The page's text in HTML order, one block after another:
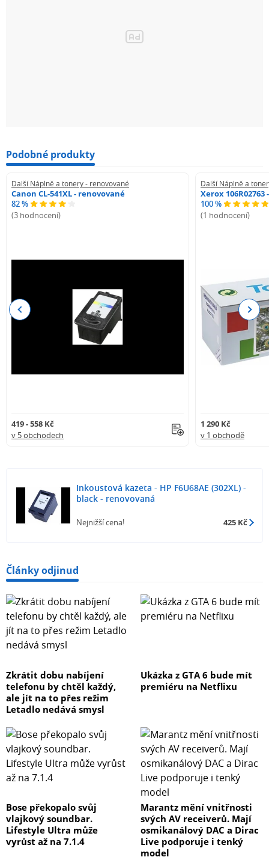
Podobné produkty
Další Náplně a tonery - renovované
Canon CL-541XL - renovované
82 %
(3 hodnocení)
419 - 558 Kč
v 5 obchodech
Další Náplně a
Xerox
100 %
(1 hodnocení)
1 290 Kč
v 1 obchodě
Previous Next
Inkoustová kazeta - HP F6U68AE (302XL) -
black - renovovaná
Nejnižší cena! 425 Kč
Články odjinud
Zkrátit dobu nabíjení
telefonu by chtěl každý,
ale jít na to přes režim
Letadlo nedává smysl
Ukázka z GTA 6 bude mít
premiéru na Netflixu
Bose překopalo svůj
vlajkový soundbar.
Lifestyle Ultra může
vyrůst až na 7.1.4
Marantz mění vnitřnosti
svých AV receiverů. Mají
osmikanálový DAC a Dirac
Live podporuje i tenký
model